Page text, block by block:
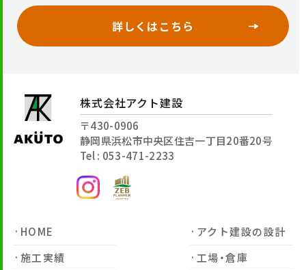
詳しくはこちら
株式会社アクト建設
〒430-0906
静岡県浜松市中央区住吉一丁目20番20号
Tel : 053-471-2233
HOME
アクト建設の設計
施工実績
工場・倉庫